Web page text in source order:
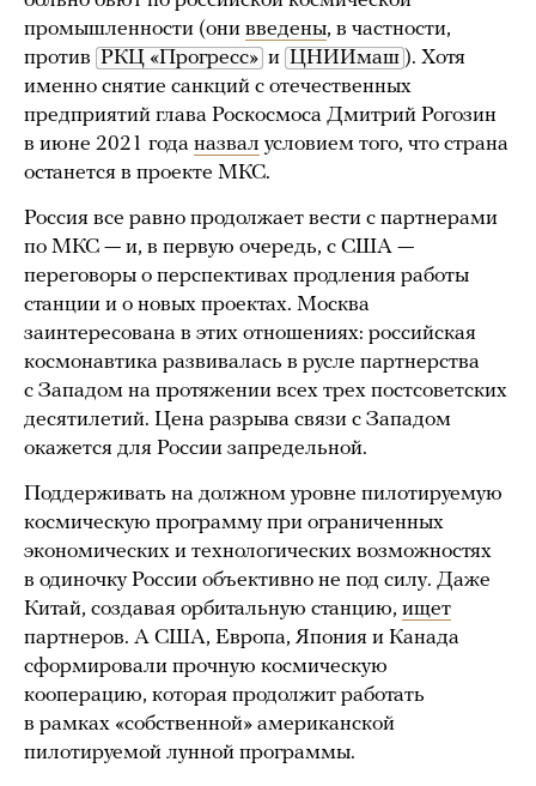
промышленности (они введены, в частности,
против РКЦ «Прогресс» и ЦНИИмаш ). Хотя
именно снятие санкций с отечественных
предприятий глава Роскосмоса Дмитрий Рогозин
в июне 2021 года назвал условием того, что страна
останется в проекте МКС.
Россия все равно продолжает вести с партнерами
по МКС — и, в первую очередь, с США —
переговоры о перспективах продления работы
станции и о новых проектах. Москва
заинтересована в этих отношениях: российская
космонавтика развивалась в русле партнерства
с Западом на протяжении всех трех постсоветских
десятилетий. Цена разрыва связи с Западом
окажется для России запредельной.
Поддерживать на должном уровне пилотируемую
космическую программу при ограниченных
экономических и технологических возможностях
в одиночку России объективно не под силу. Даже
Китай, создавая орбитальную станцию, ищет
партнеров. А США, Европа, Япония и Канада
сформировали прочную космическую
кооперацию, которая продолжит работать
в рамках «собственной» американской
пилотируемой лунной программы.